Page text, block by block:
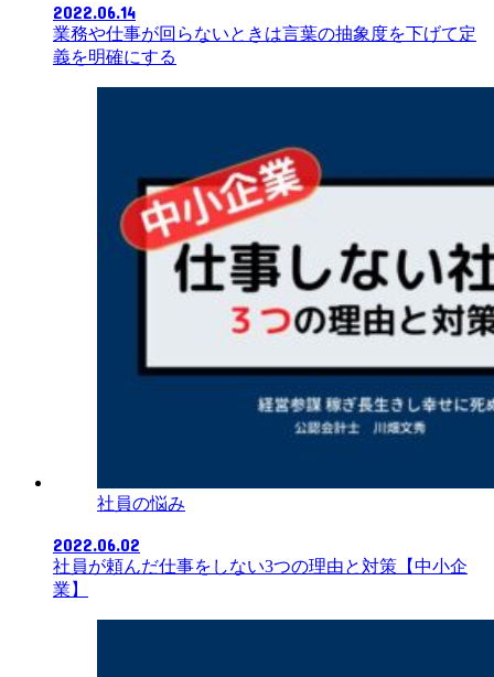
2022.06.14
業務や仕事が回らないときは言葉の抽象度を下げて定
義を明確にする
社員の悩み
2022.06.02
社員が頼んだ仕事をしない3つの理由と対策【中小企
業】